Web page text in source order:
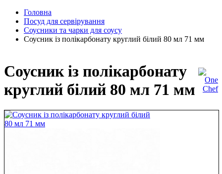
Головна
Посуд для сервірування
Соусники та чарки для соусу
Соусник із полікарбонату круглий білий 80 мл 71 мм
Соусник із полікарбонату
круглий білий 80 мл 71 мм